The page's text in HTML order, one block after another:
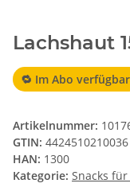
Lachshaut
🔁 Im Abo
Artikelnummer:
GTIN: 4424510210036
HAN: 1300
Kategorie: Snacks